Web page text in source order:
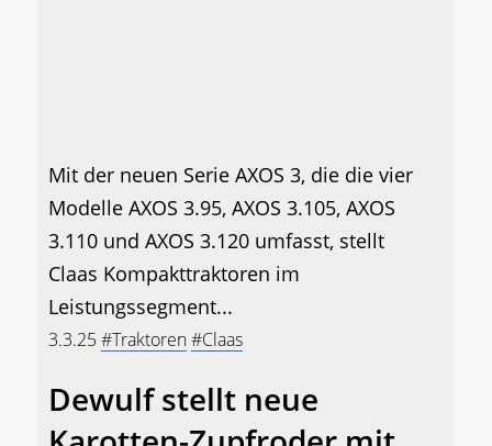
Mit der neuen Serie AXOS 3, die die vier
Modelle AXOS 3.95, AXOS 3.105, AXOS
3.110 und AXOS 3.120 umfasst, stellt
Claas Kompakttraktoren im
Leistungssegment...
3.3.25#Traktoren#Claas
Dewulf stellt neue